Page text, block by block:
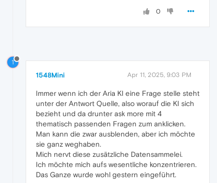
0
1
1548Mini Apr 11, 2025, 9:03 PM
Immer wenn ich der Aria KI eine Frage stelle steht
unter der Antwort Quelle, also worauf die KI sich
bezieht und da drunter ask more mit 4
thematisch passenden Fragen zum anklicken.
Man kann die zwar ausblenden, aber ich möchte
sie ganz weghaben.
Mich nervt diese zusätzliche Datensammelei.
Ich möchte mich aufs wesentliche konzentrieren.
Das Ganze wurde wohl gestern eingeführt.